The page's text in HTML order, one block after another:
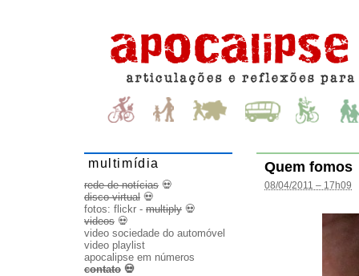
Quem fomos
08/04/2011 – 17h09
multimídia
rede de notícias 💀
disco virtual 💀
fotos: flickr - multiply 💀
videos 💀
video sociedade do automóvel
video playlist
apocalipse em números
contato 💀